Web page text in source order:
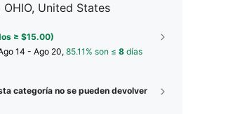
OHIO, United States
≥ $15.00)
14 - Ago 20, 85.11% son ≤ 8 días
categoría no se pueden devolver